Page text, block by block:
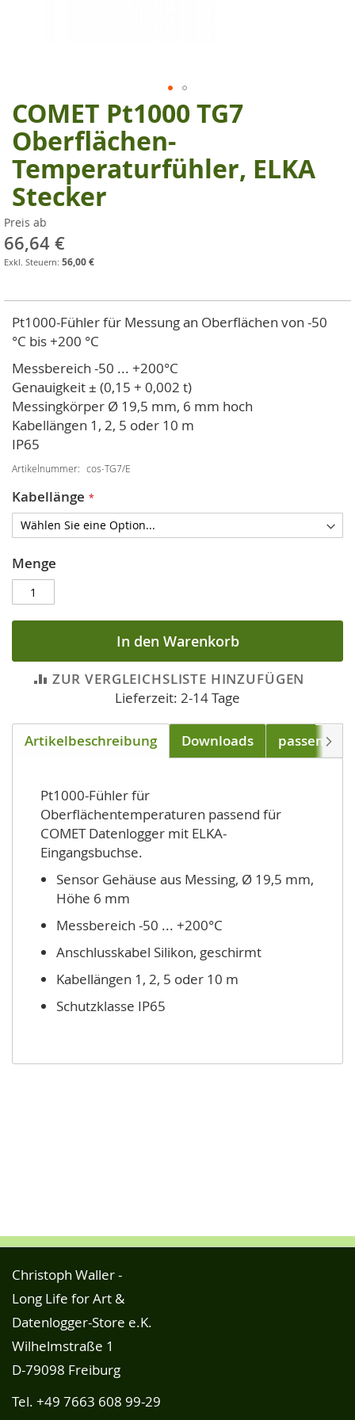
Zum
Anfang
der
Bildgalerie
springen
COMET Pt1000 TG7
Oberflächen-
Temperaturfühler, ELKA
Stecker
Preis ab
66,64 €
56,00 €
Pt1000-Fühler für Messung an Oberflächen von -50
°C bis +200 °C
Messbereich -50 ... +200°C
Genauigkeit ± (0,15 + 0,002 t)
Messingkörper Ø 19,5 mm, 6 mm hoch
Kabellängen 1, 2, 5 oder 10 m
IP65
Artikelnummer cos-TG7/E
Kabellänge
Menge
In den Warenkorb
ZUR VERGLEICHSLISTE HINZUFÜGEN
Lieferzeit: 2-14 Tage
Artikelbeschreibung Downloads passend für
Pt1000-Fühler für
Oberflächentemperaturen passend für
COMET Datenlogger mit ELKA-
Eingangsbuchse.
Sensor Gehäuse aus Messing, Ø 19,5 mm,
Höhe 6 mm
Messbereich -50 ... +200°C
Anschlusskabel Silikon, geschirmt
Kabellängen 1, 2, 5 oder 10 m
Schutzklasse IP65
Christoph Waller -
Long Life for Art &
Datenlogger-Store e.K.
Wilhelmstraße 1
D-79098 Freiburg
Tel. +49 7663 608 99-29